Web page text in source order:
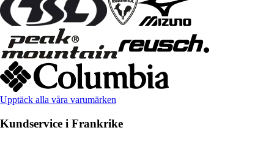
Upptäck alla våra varumärken
Kundservice i Frankrike